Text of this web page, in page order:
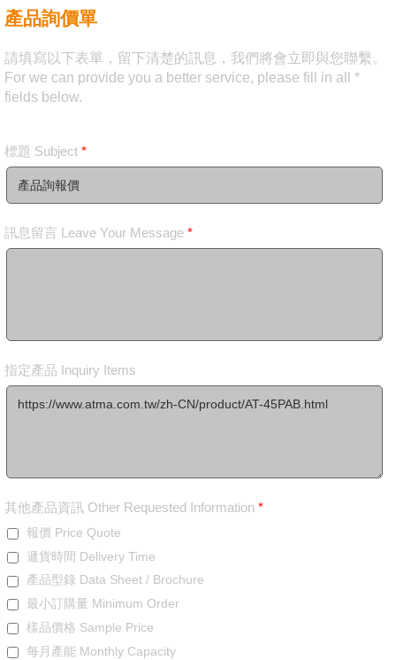
產品詢價單
請填寫以下表單，留下清楚的訊息，我們將會立即與您聯繫。
For we can provide you a better service, please fill in all *
fields below.
標題 Subject *
訊息留言 Leave Your Message *
指定產品 Inquiry Items
其他產品資訊 Other Requested Information *
報價 Price Quote
遞貨時間 Delivery Time
產品型錄 Data Sheet / Brochure
最小訂購量 Minimum Order
樣品價格 Sample Price
每月產能 Monthly Capacity